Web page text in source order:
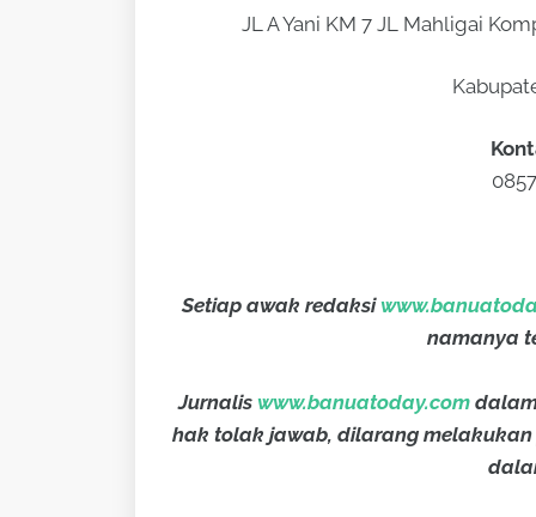
JL A Yani KM 7 JL Mahligai
Setiap awak redaksi
namanya
Jurnalis www.banuatoday.com
hak tolak jawab, dilarang